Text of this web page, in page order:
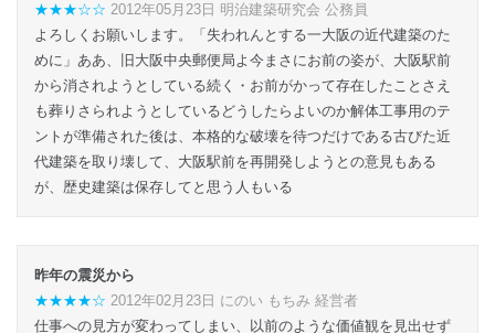
★★★☆☆ 2012年05月23日 明治建築研究会 公務員
よろしくお願いします。「失われんとする一大阪の近代建築のた
めに」ああ、旧大阪中央郵便局よ今まさにお前の姿が、大阪駅前
から消されようとしている続く・お前がかって存在したことさえ
も葬りさられようとしているどうしたらよいのか解体工事用のテ
ントが準備された後は、本格的な破壊を待つだけである古びた近
代建築を取り壊して、大阪駅前を再開発しようとの意見もある
が、歴史建築は保存してと思う人もいる
昨年の震災から
★★★★☆ 2012年02月23日 にのい もちみ 経営者
仕事への見方が変わってしまい、以前のような価値観を見出せず